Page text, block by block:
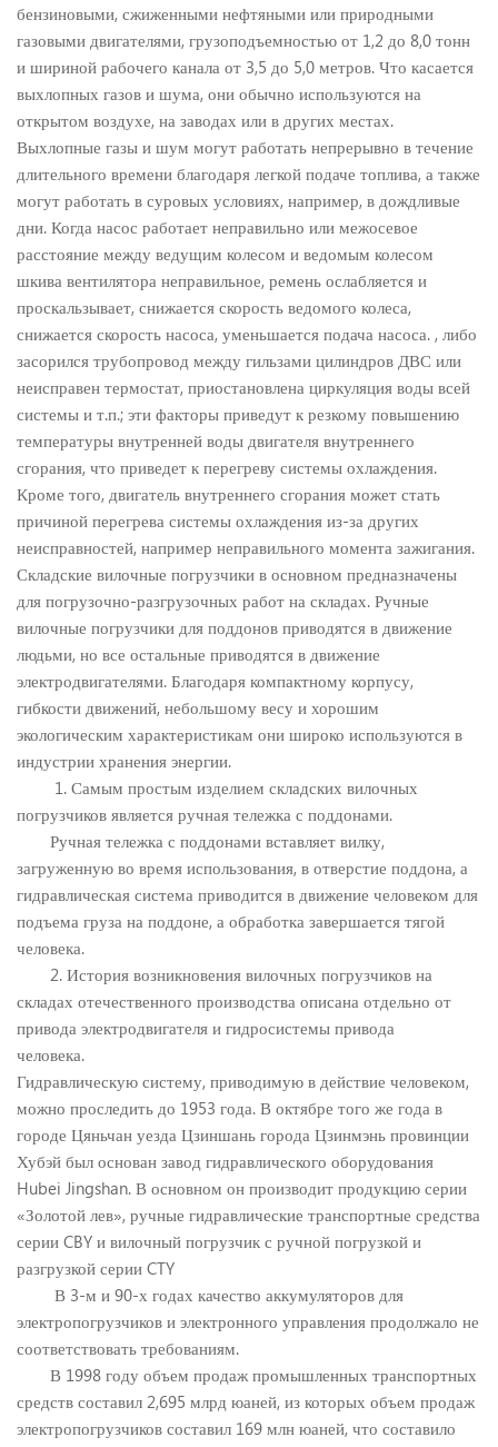
бензиновыми, сжиженными нефтяными или природными
газовыми двигателями, грузоподъемностью от 1,2 до 8,0 тонн
и шириной рабочего канала от 3,5 до 5,0 метров. Что касается
выхлопных газов и шума, они обычно используются на
открытом воздухе, на заводах или в других местах.
Выхлопные газы и шум могут работать непрерывно в течение
длительного времени благодаря легкой подаче топлива, а также
могут работать в суровых условиях, например, в дождливые
дни. Когда насос работает неправильно или межосевое
расстояние между ведущим колесом и ведомым колесом
шкива вентилятора неправильное, ремень ослабляется и
проскальзывает, снижается скорость ведомого колеса,
снижается скорость насоса, уменьшается подача насоса. , либо
засорился трубопровод между гильзами цилиндров ДВС или
неисправен термостат, приостановлена ​​циркуляция воды всей
системы и т.п.; эти факторы приведут к резкому повышению
температуры внутренней воды двигателя внутреннего
сгорания, что приведет к перегреву системы охлаждения.
Кроме того, двигатель внутреннего сгорания может стать
причиной перегрева системы охлаждения из-за других
неисправностей, например неправильного момента зажигания.
Складские вилочные погрузчики в основном предназначены
для погрузочно-разгрузочных работ на складах. Ручные
вилочные погрузчики для поддонов приводятся в движение
людьми, но все остальные приводятся в движение
электродвигателями. Благодаря компактному корпусу,
гибкости движений, небольшому весу и хорошим
экологическим характеристикам они широко используются в
индустрии хранения энергии.
1. Самым простым изделием складских вилочных
погрузчиков является ручная тележка с поддонами.
Ручная тележка с поддонами вставляет вилку,
загруженную во время использования, в отверстие поддона, а
гидравлическая система приводится в движение человеком для
подъема груза на поддоне, а обработка завершается тягой
человека.
2. История возникновения вилочных погрузчиков на
складах отечественного производства описана отдельно от
привода электродвигателя и гидросистемы привода
человека.
Гидравлическую систему, приводимую в действие человеком,
можно проследить до 1953 года. В октябре того же года в
городе Цяньчан уезда Цзиншань города Цзинмэнь провинции
Хубэй был основан завод гидравлического оборудования
Hubei Jingshan. В основном он производит продукцию серии
«Золотой лев», ручные гидравлические транспортные средства
серии CBY и вилочный погрузчик с ручной погрузкой и
разгрузкой серии CTY
В 3-м и 90-х годах качество аккумуляторов для
электропогрузчиков и электронного управления продолжало не
соответствовать требованиям.
В 1998 году объем продаж промышленных транспортных
средств составил 2,695 млрд юаней, из которых объем продаж
электропогрузчиков составил 169 млн юаней, что составило